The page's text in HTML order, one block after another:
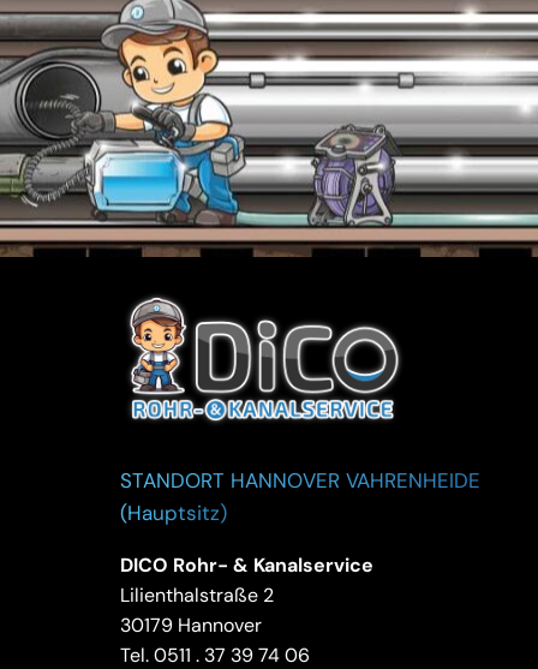
STANDORT HANNOVER VAHRENHEIDE
(Hauptsitz)
DICO Rohr- & Kanalservice
Lilienthalstraße 2
30179 Hannover
Tel.0511 . 37 39 74 06